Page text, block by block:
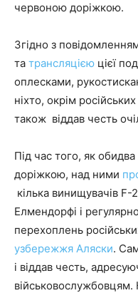
червоною доріжкою.
Згідно з
та трансляцією цієї
оплесками,
ніхто, окрім
також віддав честь
Під час того, як
доріжкою, над ними
кілька винищувачів F-
Елмендорфі і
перехоплень
узбережжя Аляски.
і віддав честь,
військовослужбовцям.